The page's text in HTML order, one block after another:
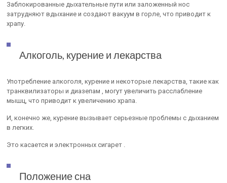
Заблокированные дыхательные пути или заложенный нос
затрудняют вдыхание и создают вакуум в горле, что приводит к
храпу.
Алкоголь, курение и лекарства
Употребление алкоголя, курение и некоторые лекарства, такие как
транквилизаторы и диазепам , могут увеличить расслабление
мышц, что приводит к увеличению храпа.
И, конечно же, курение вызывает серьезные проблемы с дыханием
в легких.
Это касается и электронных сигарет .
Положение сна